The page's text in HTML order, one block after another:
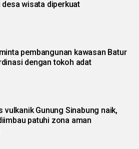
desa wisata diperkuat
pembangunan kawasan Batur
dengan tokoh adat
vulkanik Gunung Sinabung naik,
patuhi zona aman